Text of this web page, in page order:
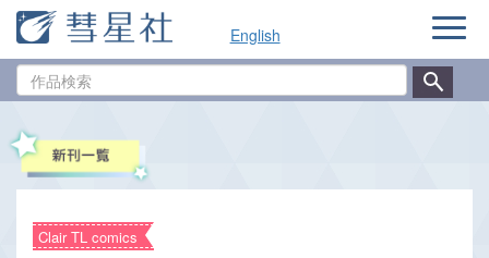
English
品
ナ
ゲ
Clair TL comics